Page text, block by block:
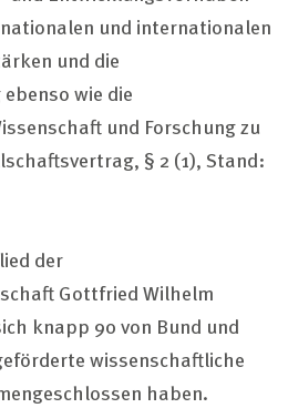
und internationalen
und die
wie die
und Forschung zu
§ 2 (1), Stand:
der
Gottfried Wilhelm
knapp 90 von Bund und
wissenschaftliche
haben.